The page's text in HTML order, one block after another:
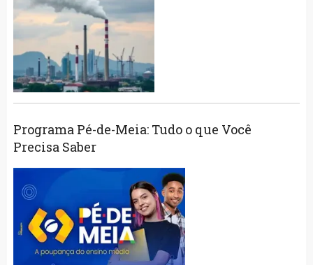
Programa Pé-de-Meia: Tudo o que Você
Precisa Saber